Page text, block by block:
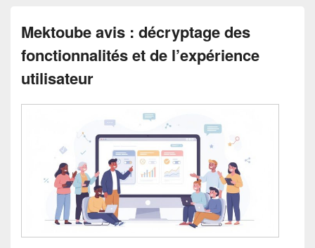
Mektoube avis : décryptage des
fonctionnalités et de l’expérience
utilisateur